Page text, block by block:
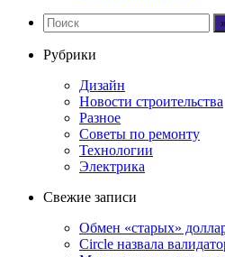
Рубрики
Дизайн
Новости строительства
Разное
Советы по ремонту
Технологии
Электрика
Свежие записи
Обмен «старых»
Circle назвала